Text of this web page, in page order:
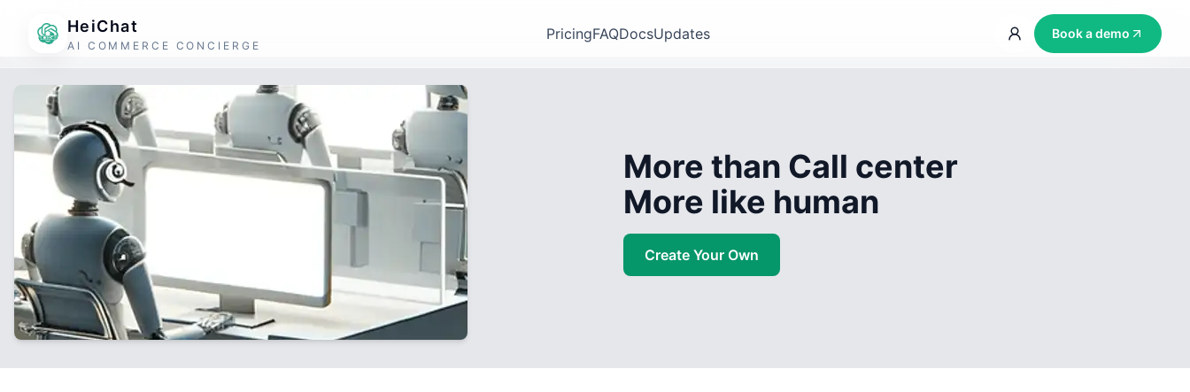
HeiChat
AI COMMERCE CONCIERGE
PricingFAQDocsUpdates Book a demo
More than Call center
More like human
Create Your Own